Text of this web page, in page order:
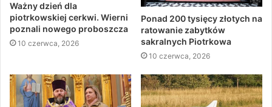
Ważny dzień dla
piotrkowskiej cerkwi. Wierni
poznali nowego proboszcza
10 czerwca, 2026
Ponad 200 tysięcy złotych na
ratowanie zabytków
sakralnych Piotrkowa
10 czerwca, 2026